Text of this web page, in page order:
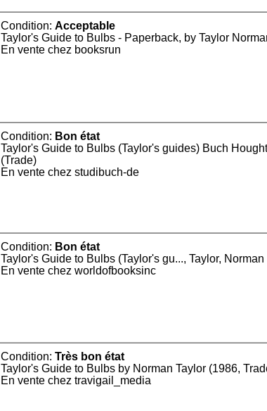
Condition:Acceptable
Taylor's Guide to Bulbs - Paperback, by Taylor
En vente chez booksrun
Condition: Bon état
Taylor's Guide to Bulbs (Taylor's guides) Buch
(Trade)
En vente chez studibuch-de
Condition: Bon état
Taylor's Guide to Bulbs (Taylor's gu..., Taylor, Norman
En vente chez worldofbooksinc
Condition:Très bon état
Taylor's Guide to Bulbs by Norman Taylor (1986,
En vente chez travigail_media